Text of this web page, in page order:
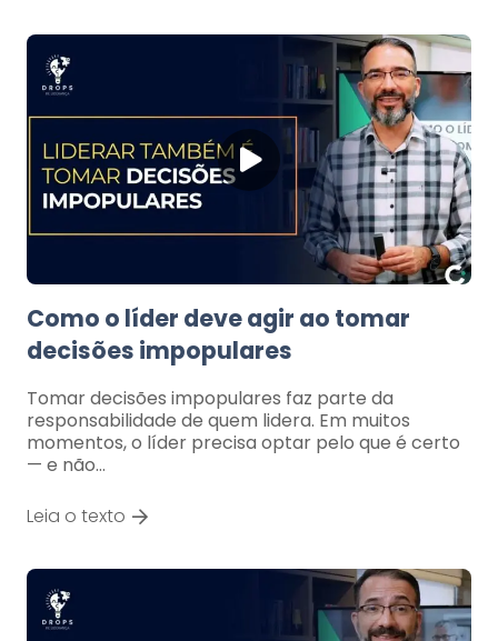
Como o líder deve agir ao tomar
decisões impopulares
Tomar decisões impopulares faz parte da
responsabilidade de quem lidera. Em muitos
momentos, o líder precisa optar pelo que é certo
— e não…
Leia o texto